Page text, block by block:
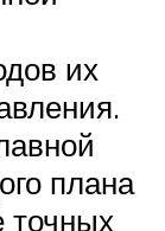
их
плана
точных